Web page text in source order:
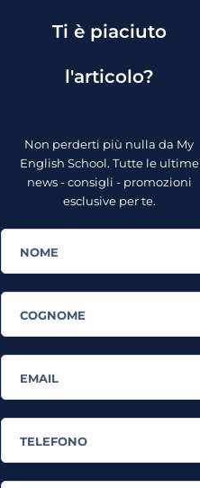
Ti è piaciuto
l'articolo?
Non perderti più nulla da My
English School. Tutte le ultime
news - consigli - promozioni
esclusive per te.